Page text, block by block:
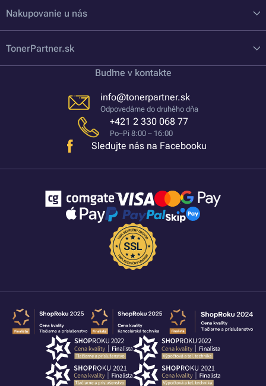
Nakupovanie u nás
TonerPartner.sk
Buďme v kontakte
info@tonerpartner.sk
Odpovedáme do druhého dňa
+421 2 330 068 77
Po–Pi 8:00 – 16:00
Sledujte nás na Facebooku